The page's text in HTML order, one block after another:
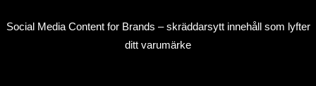
Social Media Content for Brands – skräddarsytt innehåll som lyfter
ditt varumärke